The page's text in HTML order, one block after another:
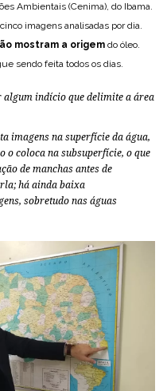
Ambientais (Cenima), do Ibama.
imagens analisadas por dia.
mostram a origem do óleo.
sendo feita todos os dias.
algum indício que delimite a área
imagens na superfície da água,
o coloca na subsuperfície, o que
de manchas antes de
há ainda baixa
sobretudo nas águas